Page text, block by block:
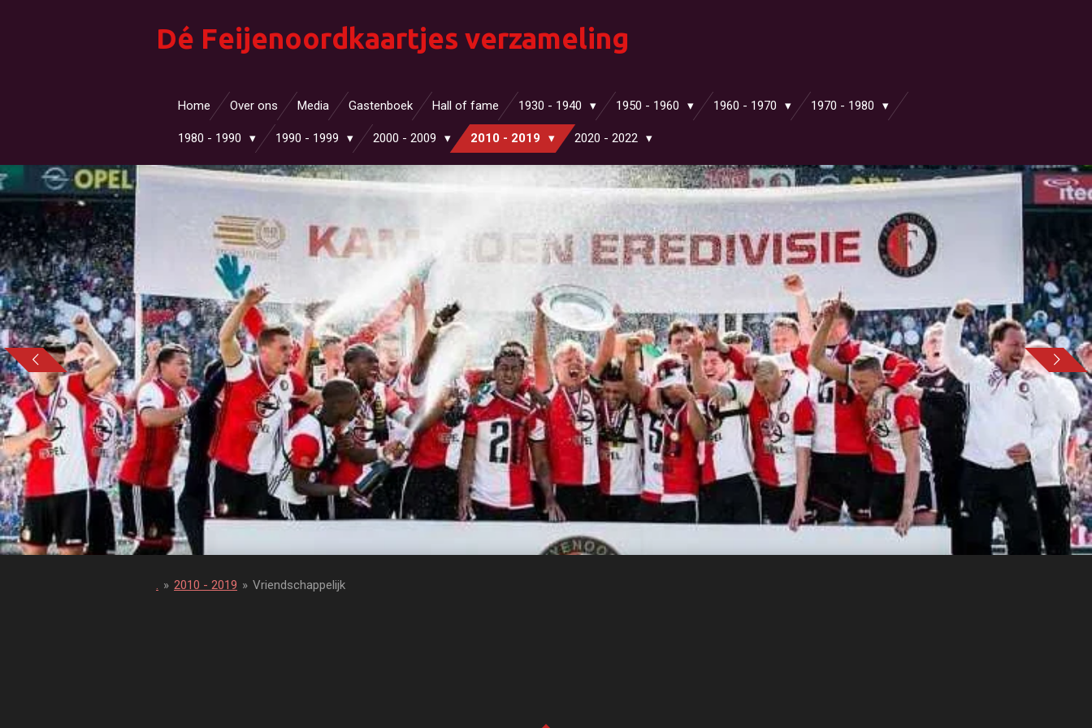
Dé Feijenoordkaartjes verzameling
Home Over ons Media Gastenboek Hall of fame 1930 - 1940 1950 - 1960 1960 - 1970 1970 - 1980
1980 - 1990 1990 - 1999 2000 - 2009 2010 - 2019 2020 - 2022
. » 2010 - 2019 » Vriendschappelijk